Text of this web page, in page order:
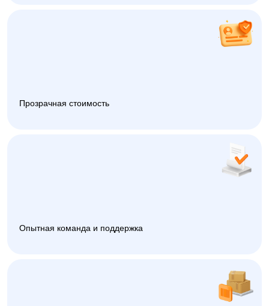
Прозрачная стоимость
Опытная команда и поддержка